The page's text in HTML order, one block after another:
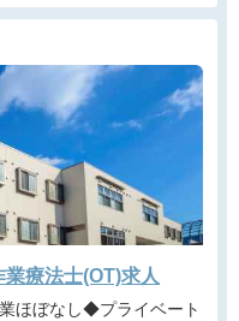
療法士(OT)求人